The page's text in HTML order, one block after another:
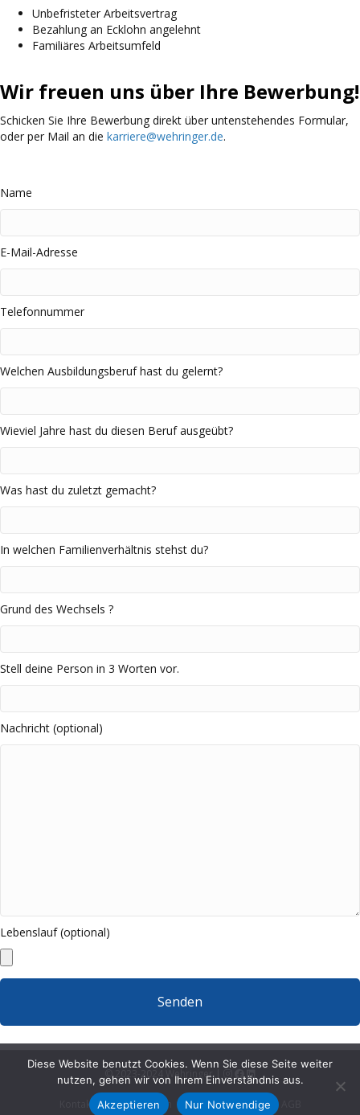
Unbefristeter Arbeitsvertrag
Bezahlung an Ecklohn angelehnt
Familiäres Arbeitsumfeld
Wir freuen uns über Ihre Bewerbung!
Schicken Sie Ihre Bewerbung direkt über untenstehendes Formular,
oder per Mail an die karriere@wehringer.de.
Name
E-Mail-Adresse
Telefonnummer
Welchen Ausbildungsberuf hast du gelernt?
Wieviel Jahre hast du diesen Beruf ausgeübt?
Was hast du zuletzt gemacht?
In welchen Familienverhältnis stehst du?
Grund des Wechsels ?
Stell deine Person in 3 Worten vor.
Nachricht (optional)
Lebenslauf (optional)
© 2023-2024 Wehringer |
Kontakt Impressum Datenschutz
Diese Website benutzt Cookies. Wenn Sie diese Seite weiter
nutzen, gehen wir von Ihrem Einverständnis aus.
Akzeptieren
Nur Notwendige